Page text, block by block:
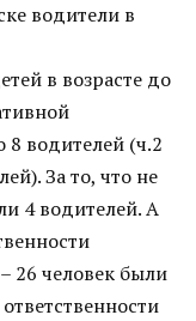
водители в
в возрасте до
8 водителей (ч.2
За то, что не
4 водителей. А
26 человек были